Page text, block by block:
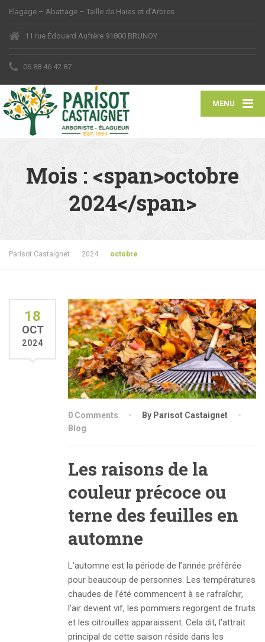
Elagage – Abattage – Taille de Haies et d'Arbres
11 rue Édouard Aufrère 91800 BRUNOY
06 88 46 42 87
MENU
Mois : <span>octobre
2024</span>
Parisot Castaignet 2024 octobre
18
OCT
2024
0 Comments
By Parisot Castaignet
Blog
Les raisons de la
couleur précoce ou
terne des feuilles en
automne
L’automne est la période de l’année préférée
pour beaucoup de personnes. Les températures
chaudes de l’été commencent à se rafraîchir,
l’air devient vif, les pommiers regorgent de fruits
et les citrouilles apparaissent. Cela dit, l’attrait
principal de cette saison réside dans les